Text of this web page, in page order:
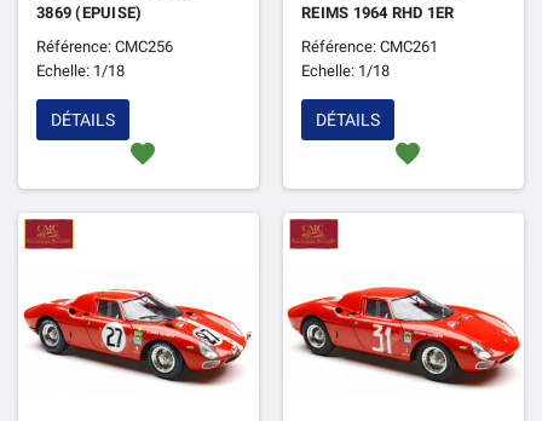
3869 (EPUISE)
Référence: CMC256
Echelle: 1/18
favorite
DÉTAILS
REIMS 1964 RHD 1ER
CHASSIS 5895 (EPUISE)
Référence: CMC261
Echelle: 1/18
favorite
DÉTAILS